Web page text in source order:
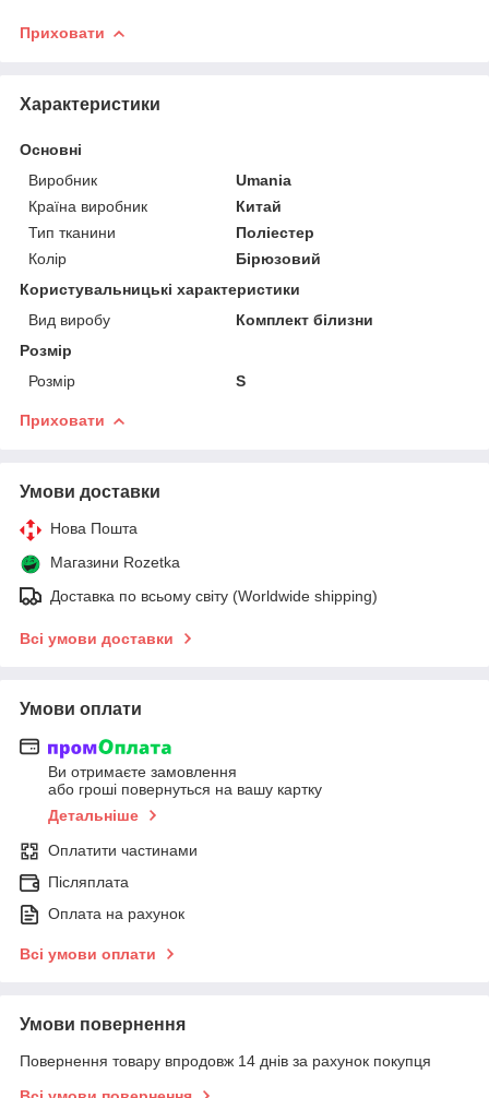
Приховати
Характеристики
Основні
Виробник
Umania
Країна виробник
Китай
Тип тканини
Поліестер
Колір
Бірюзовий
Користувальницькі характеристики
Вид виробу
Комплект білизни
Розмір
Розмір
S
Приховати
Умови доставки
Нова Пошта
Магазини Rozetka
Доставка по всьому світу (Worldwide shipping)
Всі умови доставки
Умови оплати
Ви отримаєте замовлення
або гроші повернуться на вашу картку
Детальніше
Оплатити частинами
Післяплата
Оплата на рахунок
Всі умови оплати
Умови повернення
Повернення товару впродовж 14 днів за рахунок покупця